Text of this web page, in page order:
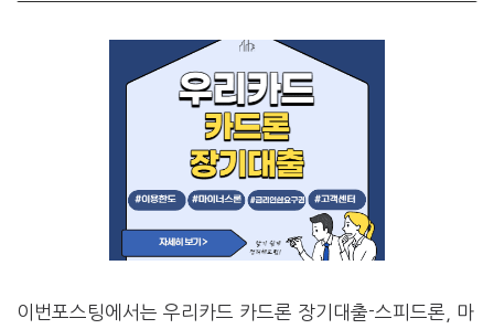
이번포스팅에서는 우리카드 카드론 장기대출-스피드론, 마